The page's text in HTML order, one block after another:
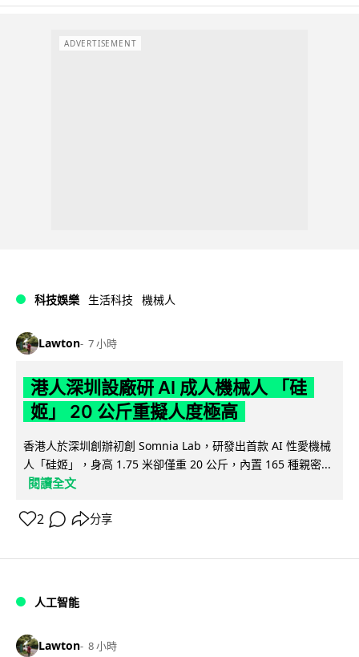
ADVERTISEMENT
科技娛樂 生活科技 機械人
Lawton 7 小時
港人深圳設廠研 AI 成人機械人 「硅
姬」 20 公斤重擬人度極高
香港人於深圳創辦初創 Somnia Lab，研發出首款 AI 性愛機械
人「硅姬」，身高 1.75 米卻僅重 20 公斤，內置 165 種親密...
閱讀全文
2 分享
人工智能
Lawton 8 小時